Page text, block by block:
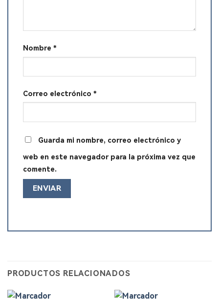
Nombre *
Correo electrónico *
Guarda mi nombre, correo electrónico y
web en este navegador para la próxima vez que
comente.
PRODUCTOS RELACIONADOS